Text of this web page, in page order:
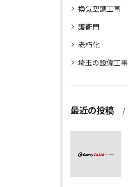
換気空調工事
護衛門
老朽化
埼玉の設備工事
最近の投稿